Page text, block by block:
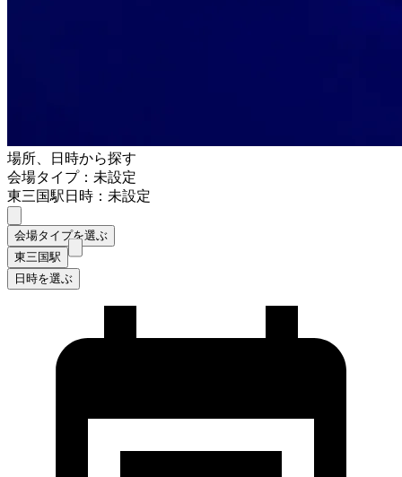
場所、日時から探す
会場タイプ：未設定
東三国駅日時：未設定
会場タイプを選ぶ
東三国駅
日時を選ぶ